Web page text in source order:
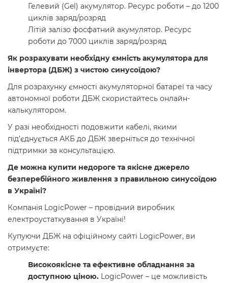
Гелевий (Gel) акумулятор. Ресурс роботи – до 1200
циклів заряд/розряд
Літій залізо фосфатний акумулятор. Ресурс
роботи до 7000 циклів заряд/розряд
Як розрахувати необхідну ємність акумулятора для
інвертора (ДБЖ) з чистою синусоїдою?
Для розрахунку ємності акумуляторної батареї та часу
автономної роботи ДБЖ скористайтесь онлайн-
калькулятором.
У разі необхідності подовжити кабелі, якими
під'єднується АКБ до ДБЖ зверніться до технічної
підтримки за консультацією.
Де можна купити недороге та якісне джерело
безперебійного живлення з правильною синусоїдою
в Україні?
Компанія LogicPower – провідний виробник
електроустаткування в Україні!
Купуючи ДБЖ на офіційному сайті LogicPower, ви
отримуєте:
Високоякісне та ефективне обладнання за
доступною ціною. LogicPower – це можливість